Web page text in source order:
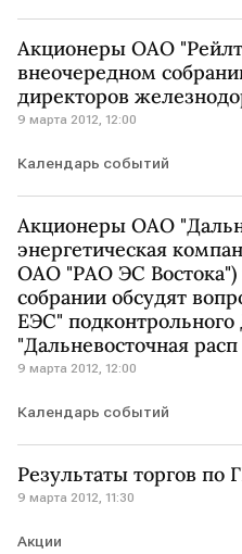
Акционеры ОАО
внеочередном
директоров
9 марта 2012, 12:00
Календарь событий
Акционеры ОАО
энергетическая
ОАО "РАО ЭС Востока")
собрании обсудят
ЕЭС"
"Дальневосточная расп
9 марта 2012, 12:00
Календарь событий
Результаты торгов
9 марта 2012, 11:30
Акции